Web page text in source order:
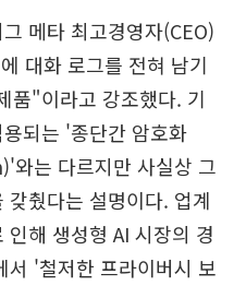
메타 최고경영자(CEO)
대화 로그를 전혀 남기
품"이라고 강조했다. 기
되는 '종단간 암호화
는 다르지만 사실상 그
췄다는 설명이다. 업계
해 생성형 AI 시장의 경
서 '철저한 프라이버시 보